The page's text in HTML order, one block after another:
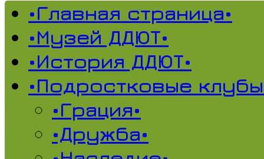
•Главная страница•
•Музей ДДЮТ•
•История ДДЮТ•
•Подростковые
•Грация•
•Дружба•